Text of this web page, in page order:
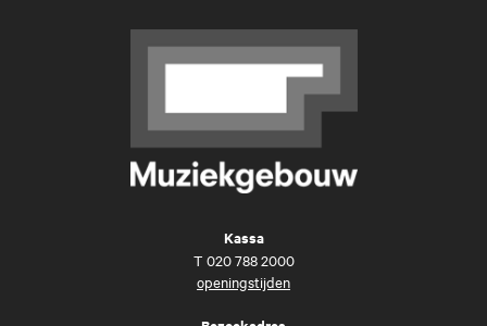
Kassa
T 020 788 2000
openingstijden